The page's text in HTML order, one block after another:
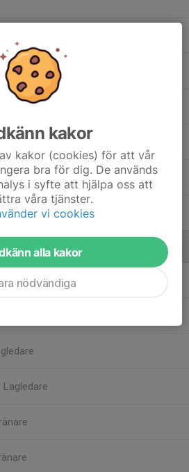
Tränare
Lagledare
kakor
kakor (cookies) för att vår
bra för dig. De används
i syfte att hjälpa oss att
våra tjänster.
vi cookies
alla kakor
nödvändiga